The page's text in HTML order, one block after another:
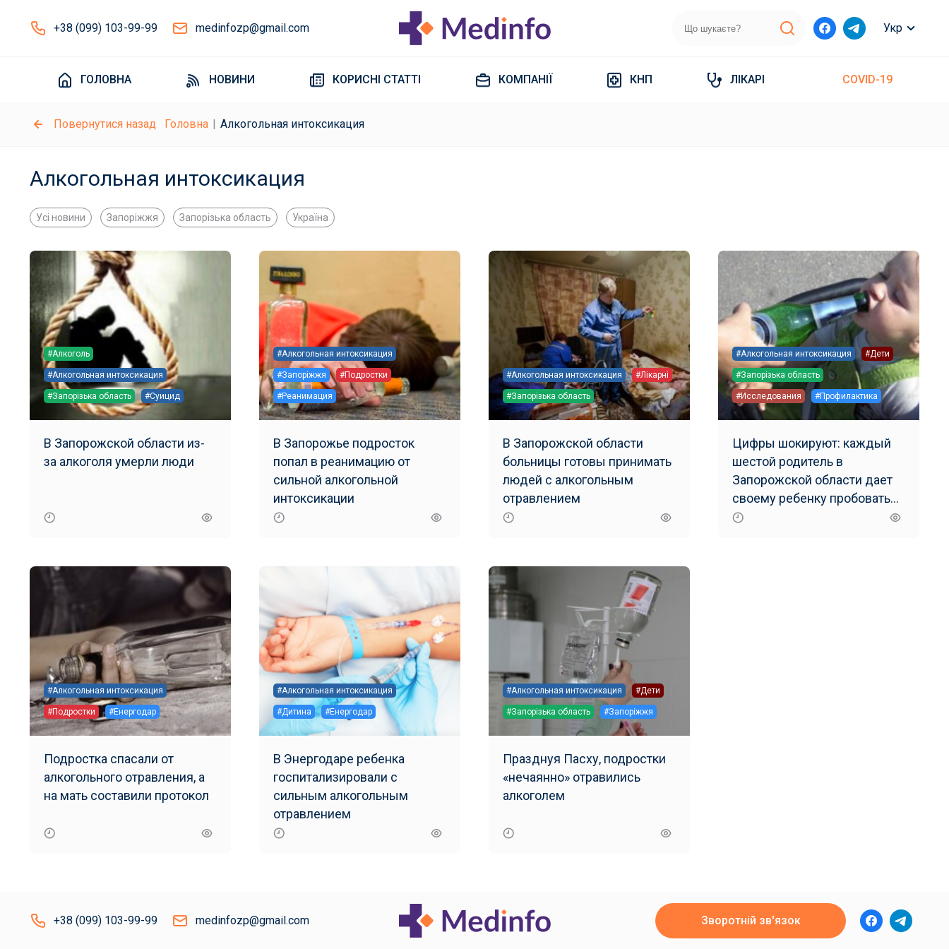
+38 (099) 103-99-99 medinfozp@gmail.com Укр
ГОЛОВНА НОВИНИ КОРИСНІ СТАТТІ КОМПАНІЇ КНП ЛІКАРІ COVID-19
Повернутися назад Головна Алкогольная интоксикация
Алкогольная интоксикация
Усі новини Запоріжжя Запорізька область Україна
#Алкоголь
#Алкогольная интоксикация
#Запорізька область #Суицид
В Запорожской области из-
за алкоголя умерли люди
#Алкогольная интоксикация
#Запоріжжя #Подростки
#Реанимация
В Запорожье подросток
попал в реанимацию от
сильной алкогольной
интоксикации
#Алкогольная интоксикация #Лікарні
#Запорізька область
В Запорожской области
больницы готовы принимать
людей с алкогольным
отравлением
#Алкогольная интоксикация #Дети
#Запорізька область
#Исследования #Профилактика
Цифры шокируют: каждый
шестой родитель в
Запорожской области дает
своему ребенку пробовать
алкогольные напитки
#Алкогольная интоксикация
#Подростки #Енергодар
Подростка спасали от
алкогольного отравления, а
на мать составили протокол
#Алкогольная интоксикация
#Дитина #Енергодар
В Энергодаре ребенка
госпитализировали с
сильным алкогольным
отравлением
#Алкогольная интоксикация #Дети
#Запорізька область #Запоріжжя
Празднуя Пасху, подростки
«нечаянно» отравились
алкоголем
+38 (099) 103-99-99 medinfozp@gmail.com Зворотній зв'язок